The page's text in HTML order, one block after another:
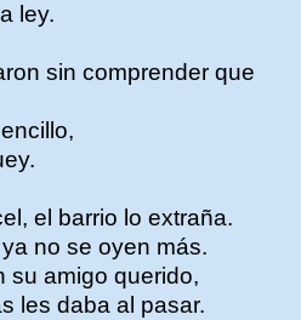
ley.
sin comprender que
el barrio lo extraña.
no se oyen más.
su amigo querido,
les daba al pasar.